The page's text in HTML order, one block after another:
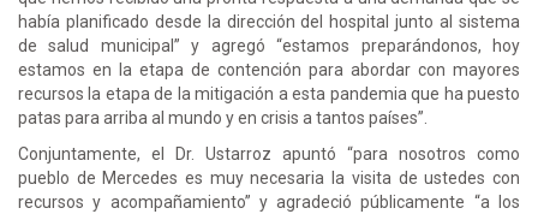
había planificado desde la dirección del hospital junto al sistema
de salud municipal” y agregó “estamos preparándonos, hoy
estamos en la etapa de contención para abordar con mayores
recursos la etapa de la mitigación a esta pandemia que ha puesto
patas para arriba al mundo y en crisis a tantos países”.
Conjuntamente, el Dr. Ustarroz apuntó “para nosotros como
pueblo de Mercedes es muy necesaria la visita de ustedes con
recursos y acompañamiento” y agradeció públicamente “a los